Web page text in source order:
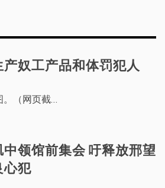
奴工产品和体罚犯人
。（网页截…
领馆前集会 吁释放邢望
心犯